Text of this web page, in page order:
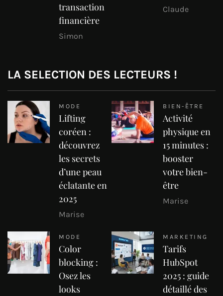
transaction
financière
Simon
Claude
LA SELECTION DES LECTEURS !
MODE
Lifting
coréen :
découvrez
les secrets
d’une peau
éclatante en
2025
Marise
BIEN-ÊTRE
Activité
physique en
15 minutes :
booster
votre bien-
être
Marise
MODE
Color
blocking :
Osez les
looks
MARKETING
Tarifs
HubSpot
2025 : guide
détaillé des